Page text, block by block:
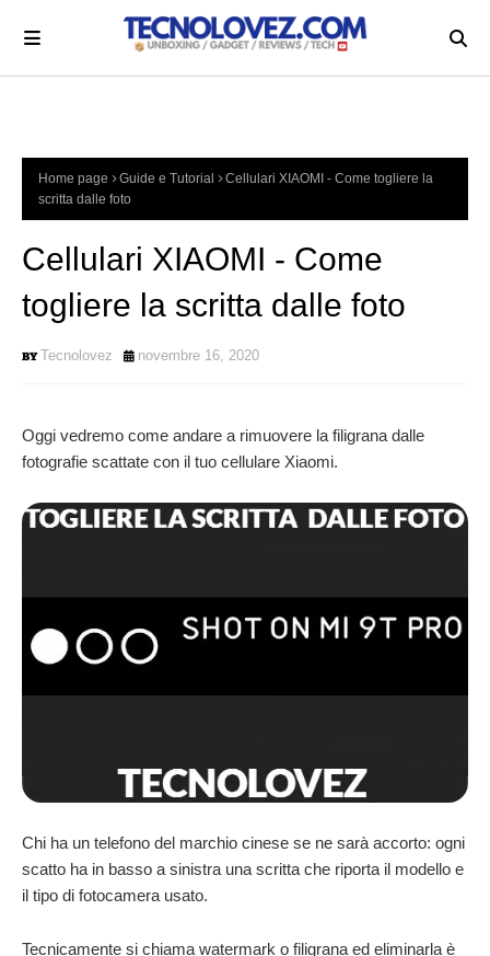
Home page Guide e Tutorial
Cellulari XIAOMI - Come togliere la
scritta dalle foto
Cellulari XIAOMI - Come
togliere la scritta dalle foto
Tecnolovez novembre 16, 2020
Oggi vedremo come andare a rimuovere la filigrana dalle
fotografie scattate con il tuo cellulare Xiaomi.
Chi ha un telefono del marchio cinese se ne sarà accorto: ogni
scatto ha in basso a sinistra una scritta che riporta il modello e
il tipo di fotocamera usato.
Tecnicamente si chiama watermark o filigrana ed eliminarla è